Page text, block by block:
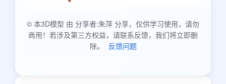
© 本3D模型 由 分享者:朱萍 分享，仅供学习使用，请勿
商用！若涉及第三方权益，请联系反馈，我们将立即删
除。
反馈问题